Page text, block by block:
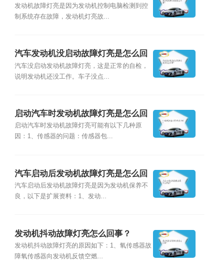
发动机故障灯亮是因为发动机控制电脑检测到控
制系统存在故障，发动机灯亮故...
汽车发动机没启动故障灯亮是怎么回
事？
汽车没启动发动机故障灯亮，这是正常的自检，
说明发动机还没工作。车子没点...
启动汽车时发动机故障灯亮是怎么回
事？
启动汽车时发动机故障灯亮可能有以下几种原
因：1、传感器的问题：传感器包...
汽车启动后发动机故障灯亮是怎么回
事？
汽车启动后发动机故障灯亮是因为发动机保养不
良，以下是扩展资料：1、发动...
发动机抖动故障灯亮怎么回事？
发动机抖动故障灯亮的原因如下：1、氧传感器故
障氧传感器向发动机反馈空燃...